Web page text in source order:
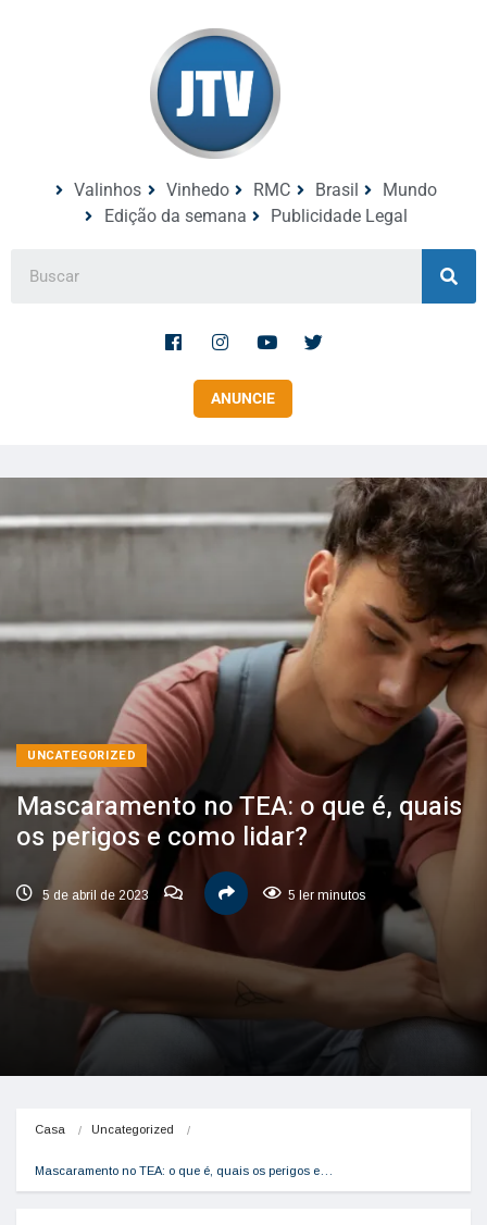
Valinhos Vinhedo RMC Brasil
Mundo
Edição da semana
Publicidade Legal
ANUNCIE
UNCATEGORIZED
Mascaramento no TEA: o que é, quais
os perigos e como lidar?
5 de abril de 2023 5 ler minutos
Casa Uncategorized
Mascaramento no TEA: o que é, quais os perigos e…